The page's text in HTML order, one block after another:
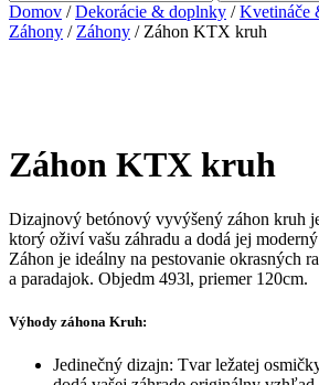
Domov /Dekorácie & doplnky /Kvetináče
Záhony / Záhony / Záhon KTX kruh
Záhon KTX kruh
Dizajnový betónový vyvýšený záhon kruh
ktorý oživí vašu záhradu a dodá jej
Záhon je ideálny na pestovanie okrasných
a paradajok. Objedm 493l, priemer 120cm.
Výhody záhona Kruh:
Jedinečný dizajn: Tvar ležatej